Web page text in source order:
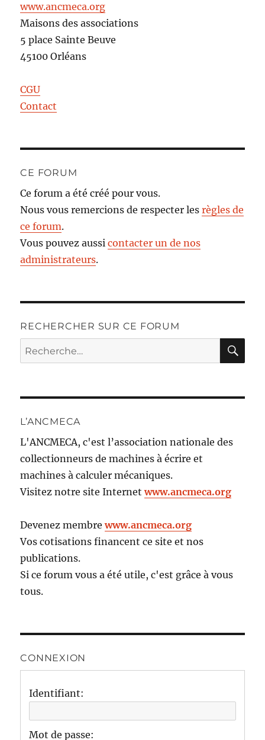
www.ancmeca.org
Maisons des associations
5 place Sainte Beuve
45100 Orléans
CGU
Contact
CE FORUM
Ce forum a été créé pour vous.
Nous vous remercions de respecter lesrègles de
ce forum.
Vous pouvez aussicontacter un de nos
administrateurs.
RECHERCHER SUR CE FORUM
Recherche
pour :
L’ANCMECA
L'ANCMECA, c'est l’association nationale des
collectionneurs de machines à écrire et
machines à calculer mécaniques.
Visitez notre site Internetwww.ancmeca.org
Devenez membrewww.ancmeca.org
Vos cotisations financent ce site et nos
publications.
Si ce forum vous a été utile, c'est grâce à vous
tous.
CONNEXION
Identifiant:
Mot de passe: